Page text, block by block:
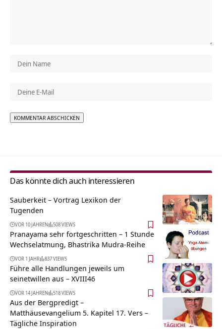
Das könnte dich auch interessieren
Sauberkeit – Vortrag Lexikon der
Tugenden
VOR 10 JAHREN 508 VIEWS
Pranayama sehr fortgeschritten – 1 Stunde
Wechselatmung, Bhastrika Mudra-Reihe
VOR 1 JAHR 837 VIEWS
Führe alle Handlungen jeweils um
seinetwillen aus – XVIII46
VOR 14 JAHREN 518 VIEWS
Aus der Bergpredigt –
Matthäusevangelium 5. Kapitel 17. Vers –
Tägliche Inspiration